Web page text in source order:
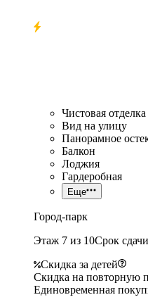
Чистовая отделка
Вид на улицу
Панорамное
Балкон
Лоджия
Гардеробная
Еще
Город-парк
Этаж 7 из 10Срок
Скидка за детей
Скидка на повторную
Единовременная